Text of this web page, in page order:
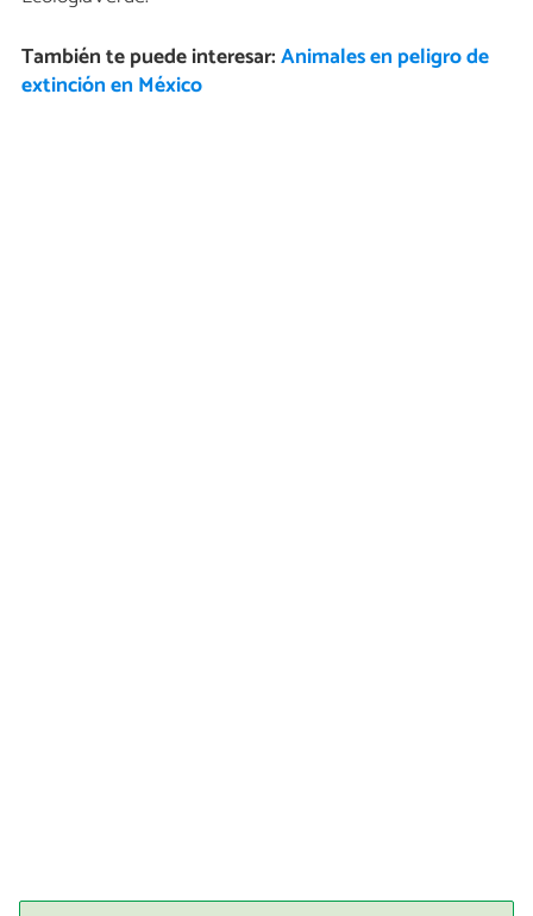
También te puede interesar:Animales en peligro de
extinción en México